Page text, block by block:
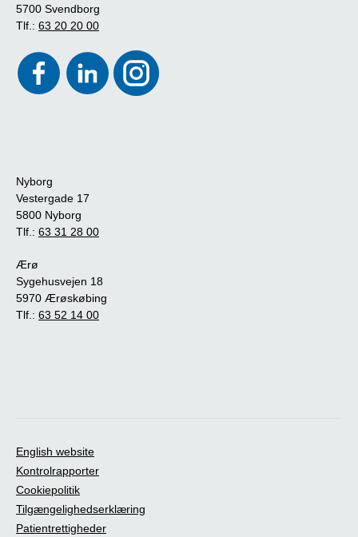
5700 Svendborg
Tlf.: 63 20 20 00
Nyborg
Vestergade 17
5800 Nyborg
Tlf.: 63 31 28 00
Ærø
Sygehusvejen 18
5970 Ærøskøbing
Tlf.: 63 52 14 00
English website
Kontrolrapporter
Cookiepolitik
Tilgængelighedserklæring
Patientrettigheder